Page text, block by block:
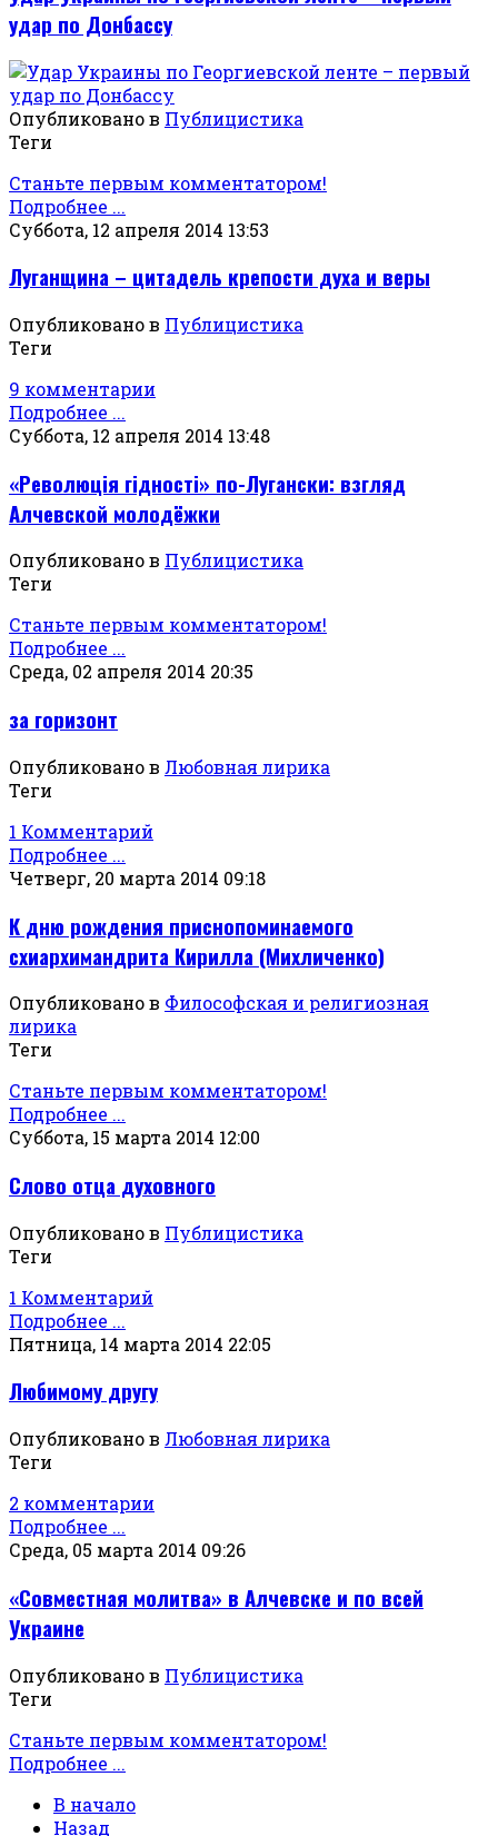
удар по Донбассу
Опубликовано в Публицистика
Теги
Станьте первым комментатором!
Подробнее ...
Суббота, 12 апреля 2014 13:53
Луганщина – цитадель крепости духа и веры
Опубликовано в Публицистика
Теги
9 комментарии
Подробнее ...
Суббота, 12 апреля 2014 13:48
«Революція гідності» по-Лугански: взгляд
Алчевской молодёжки
Опубликовано в Публицистика
Теги
Станьте первым комментатором!
Подробнее ...
Среда, 02 апреля 2014 20:35
за горизонт
Опубликовано в Любовная лирика
Теги
1 Комментарий
Подробнее ...
Четверг, 20 марта 2014 09:18
К дню рождения приснопоминаемого
схиархимандрита Кирилла (Михличенко)
Опубликовано в Философская и религиозная
лирика
Теги
Станьте первым комментатором!
Подробнее ...
Суббота, 15 марта 2014 12:00
Слово отца духовного
Опубликовано в Публицистика
Теги
1 Комментарий
Подробнее ...
Пятница, 14 марта 2014 22:05
Любимому другу
Опубликовано в Любовная лирика
Теги
2 комментарии
Подробнее ...
Среда, 05 марта 2014 09:26
«Совместная молитва» в Алчевске и по всей
Украине
Опубликовано в Публицистика
Теги
Станьте первым комментатором!
Подробнее ...
В начало
Назад